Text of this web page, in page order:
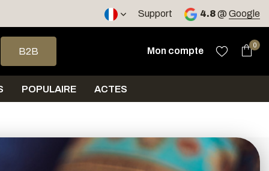
Support 4.8@ Google
et bas pour sélectionner le résultat disponible. Appuyez
B2B
Mon compte
0
POPULAIRE ACTES